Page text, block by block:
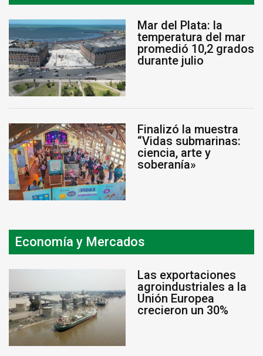
Mar del Plata: la
temperatura del mar
promedió 10,2 grados
durante julio
Finalizó la muestra
“Vidas submarinas:
ciencia, arte y
soberanía»
Economía y Mercados
Las exportaciones
agroindustriales a la
Unión Europea
crecieron un 30%